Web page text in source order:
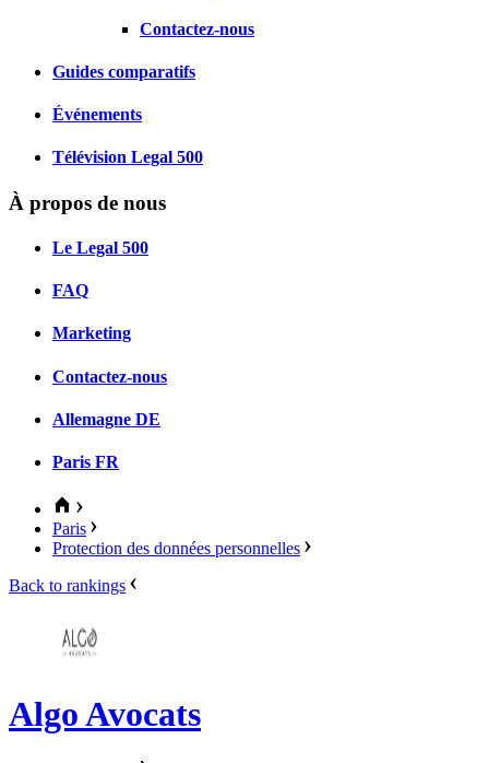
Contactez-nous
Guides comparatifs
Événements
Télévision Legal 500
À propos de nous
Le Legal 500
FAQ
Marketing
Contactez-nous
Allemagne DE
Paris FR
Paris
Protection des données personnelles
Back to rankings
Algo Avocats